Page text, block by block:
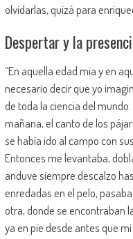
olvidarlas, quizá para
Despertar y la
“En aquella edad mía y en
necesario decir que yo
de toda la ciencia del
mañana, el canto de los
se había ido al campo con
Entonces me levantaba,
anduve siempre descalzo
enredadas en el pelo,
otra, donde se encontraban
ya en pie desde antes que